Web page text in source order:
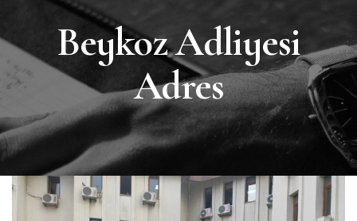
Beykoz Adliyesi
Adres